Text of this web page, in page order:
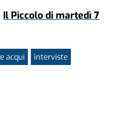
Il Piccolo di martedì 7
acqui
interviste